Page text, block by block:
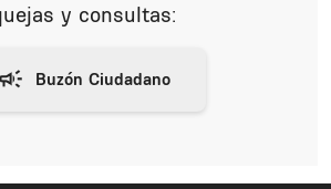
y consultas: